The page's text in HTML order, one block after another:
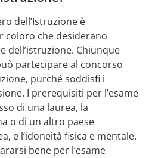
dell’Istruzione è
coloro che desiderano
dell’istruzione. Chiunque
partecipare al concorso
purché soddisfi i
I prerequisiti per l’esame
di una laurea, la
o di un altro paese
e l’idoneità fisica e mentale.
bene per l’esame